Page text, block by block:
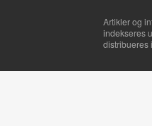
Artikler og
indekseres
distribueres